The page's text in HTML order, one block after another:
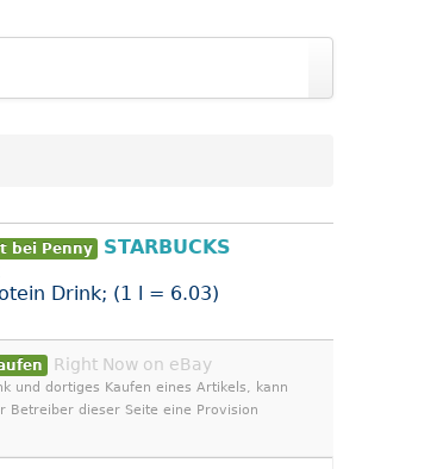
bei Penny
STARBUCKS
Drink; (1 l = 6.03)
Right Now on eBay
und dortiges Kaufen eines Artikels, kann
Betreiber dieser Seite eine Provision